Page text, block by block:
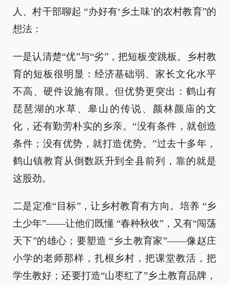
人、村干部聊起 “办好有‘乡土味’的农村教育”的
想法：
一是认清楚“优”与“劣”，把短板变跳板。乡村教
育的短板很明显：经济基础弱、家长文化水平
不高、硬件设施有限。但优势更突出：鹤山有
琵琶湖的水草、皋山的传说、颜林颜庙的文
化，还有勤劳朴实的乡亲。“没有条件，就创造
条件；没有优势，就打造优势。”过去十多年，
鹤山镇教育从倒数跃升到全县前列，靠的就是
这股劲。
二是定准“目标”，让乡村教育有方向。培养 “乡
土少年”——让他们既懂 “春种秋收”，又有“闯荡
天下”的雄心；要塑造 “乡土教育家”——像赵庄
小学的老师那样，扎根乡村，把课堂教活，把
学生教好；还要打造“山枣红了”乡土教育品牌，